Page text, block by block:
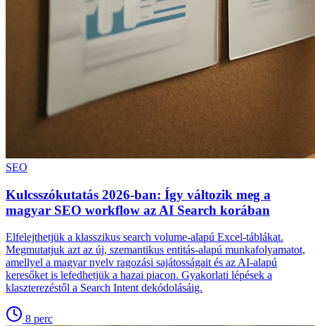
SEO
Kulcsszókutatás 2026-ban: Így változik meg a
magyar SEO workflow az AI Search korában
Elfelejthetjük a klasszikus search volume-alapú Excel-táblákat.
Megmutatjuk azt az új, szemantikus entitás-alapú munkafolyamatot,
amellyel a magyar nyelv ragozási sajátosságait és az AI-alapú
keresőket is lefedhetjük a hazai piacon. Gyakorlati lépések a
klaszterezéstől a Search Intent dekódolásáig.
8 perc